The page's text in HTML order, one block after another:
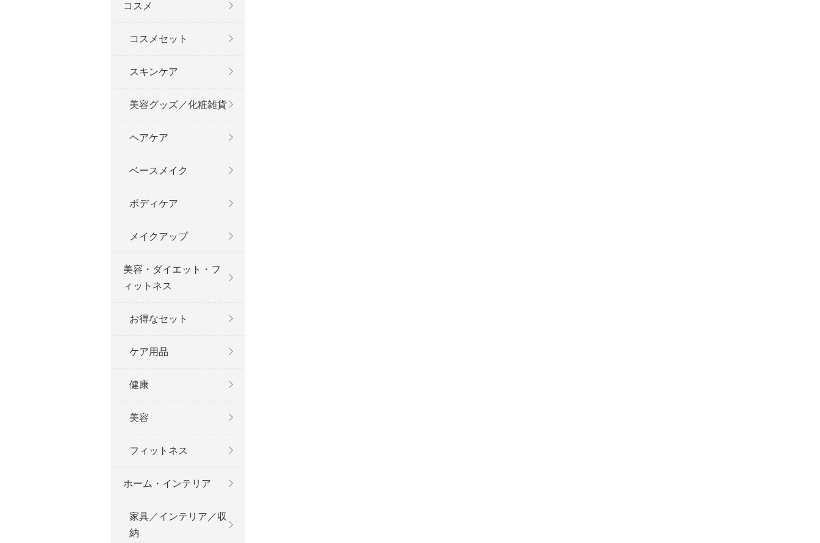
コスメ
コスメセット
スキンケア
美容グッズ／化粧雑貨
ヘアケア
ベースメイク
ボディケア
メイクアップ
美容・ダイエット・フ
ィットネス
お得なセット
ケア用品
健康
美容
フィットネス
ホーム・インテリア
家具／インテリア／収
納